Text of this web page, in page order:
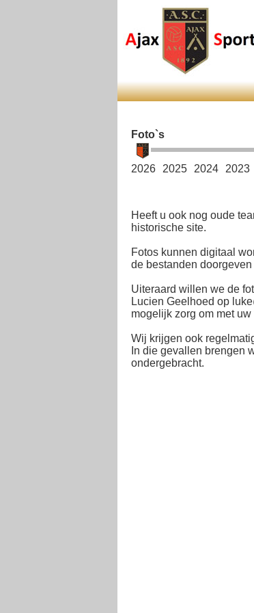
Foto`s
2026 2025 2024 2023
Heeft u ook nog oude
historische site.
Fotos kunnen digitaal
de bestanden
Uiteraard willen we de
Lucien Geelhoed op
mogelijk zorg om met
Wij krijgen ook
In die gevallen brengen
ondergebracht.